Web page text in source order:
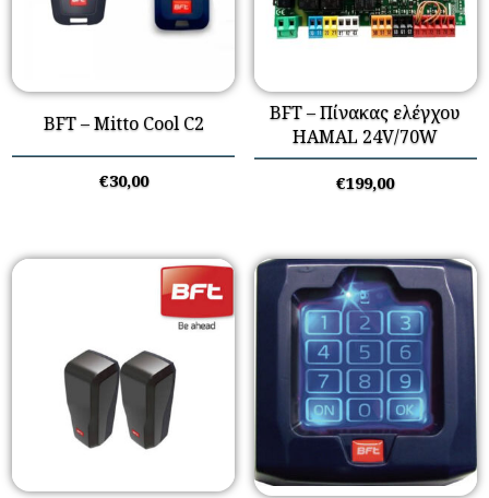
BFT – Mitto Cool C2
€30,00
BFT – Πίνακας ελέγχου
HAMAL 24V/70W
€199,00